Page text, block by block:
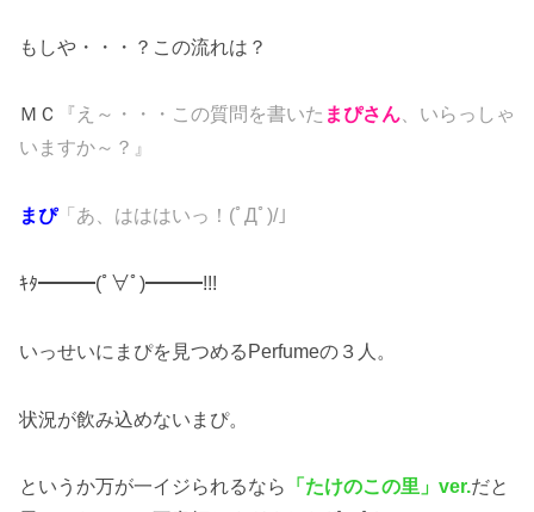
もしや・・・？この流れは？
ＭＣ 『え～・・・この質問を書いた まぴさん 、いらっしゃ
いますか～？』
まぴ「あ、はははいっ！(ﾟДﾟ)/」
ｷﾀ━━━(ﾟ∀ﾟ)━━━!!!
いっせいにまぴを見つめるPerfumeの３人。
状況が飲み込めないまぴ。
というか万が一イジられるなら 「たけのこの里」ver.だと